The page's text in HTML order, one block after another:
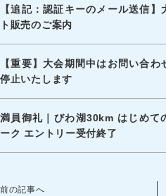
【追記：認証キーのメール送信】
ト販売のご案内
【重要】大会期間中はお問い合わ
停止いたします
満員御礼｜びわ湖30km はじめて
ーク エントリー受付終了
前の記事へ